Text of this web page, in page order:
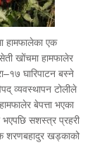
हामफालेका एक
खोंचमा हामफालेर
घारिपाटन बस्ने
व्यवस्थापन टोलीले
बेपत्ता भएका
भएपछि सशस्त्र प्रहरी
शरणबहादुर खड्काको